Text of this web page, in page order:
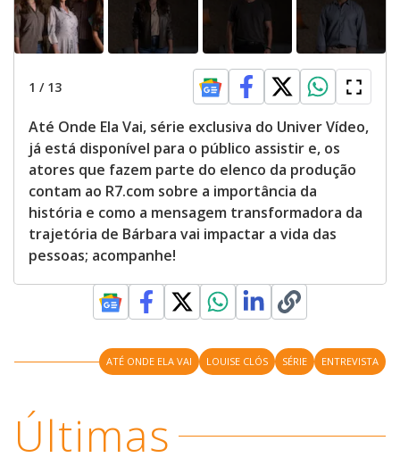
1 / 13
Até Onde Ela Vai, série exclusiva do Univer Vídeo,
já está disponível para o público assistir e, os
atores que fazem parte do elenco da produção
contam ao R7.com sobre a importância da
história e como a mensagem transformadora da
trajetória de Bárbara vai impactar a vida das
pessoas; acompanhe!
ATÉ ONDE ELA VAI LOUISE CLÓS SÉRIE ENTREVISTA
Últimas